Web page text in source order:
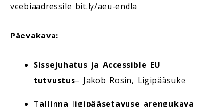
veebiaadressile bit.ly/aeu-endla
Päevakava:
Sissejuhatus ja Accessible EU
tutvustus– Jakob Rosin, Ligipääsuke
Tallinna ligipääsetavuse arengukava